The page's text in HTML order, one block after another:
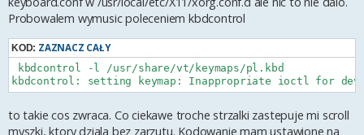
Probowalem wymusic poleceniem kbdcontrol
KOD: ZAZNACZ CAŁY
kbdcontrol -l /usr/share/vt/keymaps/pl.kbd
kbdcontrol: setting keymap: Inappropriate ioctl for
to takie cos zwraca. Co ciekawe troche strzalki zastepuje mi scroll
myszki, ktory dziala bez zarzutu. Kodowanie mam ustawione na